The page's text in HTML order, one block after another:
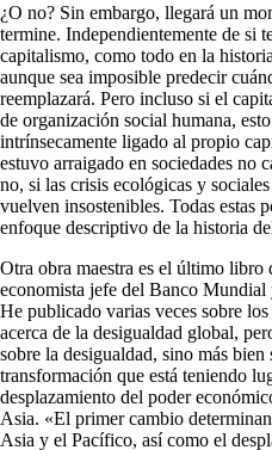
¿O no? Sin embargo, llegará un
termine. Independientemente de si
capitalismo, como todo en la
aunque sea imposible predecir
reemplazará. Pero incluso si el
de organización social humana,
intrínsecamente ligado al propio
estuvo arraigado en sociedades no
no, si las crisis ecológicas y
vuelven insostenibles. Todas estas
enfoque descriptivo de la historia
Otra obra maestra es el último
economista jefe del Banco
He publicado varias veces sobre
acerca de la desigualdad global,
sobre la desigualdad, sino más
transformación que está teniendo
desplazamiento del poder
Asia. «El primer cambio
Asia y el Pacífico, así como el